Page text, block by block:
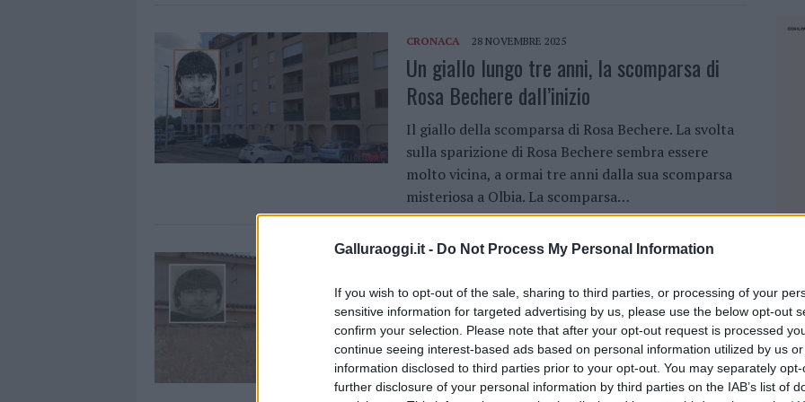
Galluraoggi.it - Do Not Process My Personal Information
If you wish to opt-out of the sale, sharing to third parties, or processing of your
sensitive information for targeted advertising by us, please use the below opt-out
confirm your selection. Please note that after your opt-out request is processed
continue seeing interest-based ads based on personal information utilized by us
information disclosed to third parties prior to your opt-out. You may separately
further disclosure of your personal information by third parties on the IAB’s list of
CRONACA 28 NOVEMBRE 2025
Un giallo lungo tre anni, la scomparsa di
Rosa Bechere dall’inizio
Il giallo della scomparsa di Rosa Bechere. La svolta
sulla sparizione di Rosa Bechere sembra essere
molto vicina, a ormai tre anni dalla sua scomparsa
misteriosa a Olbia. La scomparsa…
CRONACA 27 NOVEMBRE 2025
Scomparsa di Rosa Bechere, il Ris torna
nella casa dei due indagati
Il giallo di Rosa Bechere. A tre anni dalla misteriosa
scomparsa di Rosa Bechere, il Ris di Cagliari e i
carabinieri di Olbia tornano sulla scena per